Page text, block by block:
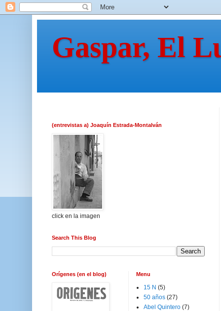
Gaspar, El
(entrevistas a) Joaquín Estrada-Montalván
click en la imagen
Search This Blog
Orígenes (en el blog) Menu
15 N (5)
50 años (27)
Abel Quintero (7)